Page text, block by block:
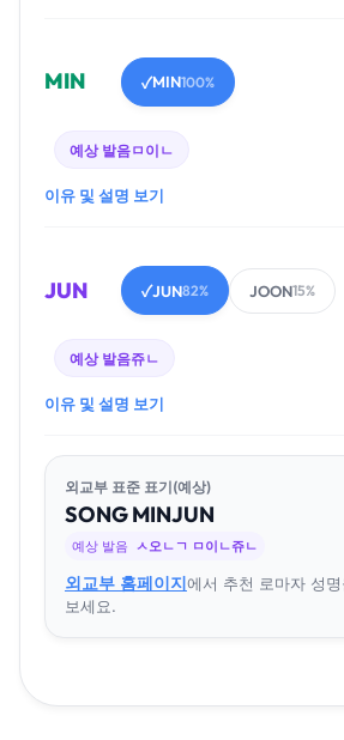
MIN ✓MIN100%
예상 발음ㅁ이ㄴ
이유 및 설명 보기
JUN ✓JUN82% JOON15%
예상 발음쥬ㄴ
이유 및 설명 보기
외교부 표준 표기(예상)
SONGMINJUN
예상 발음 ㅅ오ㄴㄱ ㅁ이ㄴ쥬ㄴ
외교부 홈페이지에서 추천 로마자 성
보세요.